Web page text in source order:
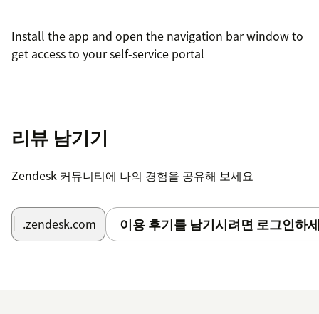
Install the app and open the navigation bar window to
get access to your self-service portal
리뷰 남기기
Zendesk 커뮤니티에 나의 경험을 공유해 보세요
.zendesk.com 이용 후기를 남기시려면 로그인하